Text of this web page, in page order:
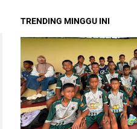
TRENDING MINGGU INI